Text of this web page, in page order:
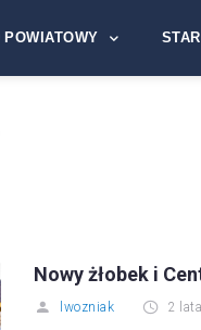
Nowy żłobek i
lwozniak 2